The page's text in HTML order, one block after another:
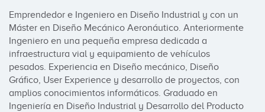
Emprendedor e Ingeniero en Diseño Industrial y con un
Máster en Diseño Mecánico Aeronáutico. Anteriormente
Ingeniero en una pequeña empresa dedicada a
infraestructura vial y equipamiento de vehículos
pesados. Experiencia en Diseño mecánico, Diseño
Gráfico, User Experience y desarrollo de proyectos, con
amplios conocimientos informáticos. Graduado en
Ingeniería en Diseño Industrial y Desarrollo del Producto